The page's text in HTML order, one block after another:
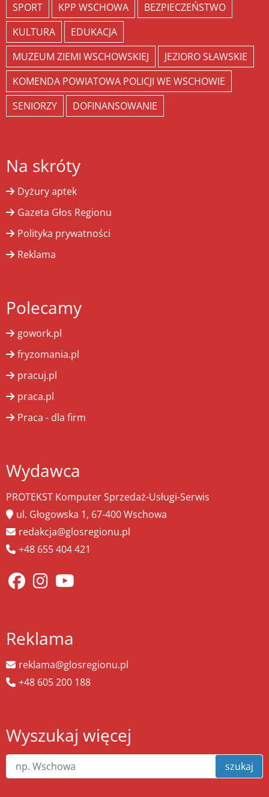
SPORT
KPP WSCHOWA
BEZPIECZEŃSTWO
KULTURA
EDUKACJA
MUZEUM ZIEMI WSCHOWSKIEJ
JEZIORO SŁAWSKIE
KOMENDA POWIATOWA POLICJI WE WSCHOWIE
SENIORZY
DOFINANSOWANIE
Na skróty
Dyżury aptek
Gazeta Głos Regionu
Polityka prywatności
Reklama
Polecamy
gowork.pl
fryzomania.pl
pracuj.pl
praca.pl
Praca - dla firm
Wydawca
PROTEKST Komputer Sprzedaż-Usługi-Serwis
ul. Głogowska 1, 67-400 Wschowa
redakcja@glosregionu.pl
+48 655 404 421
Reklama
reklama@glosregionu.pl
+48 605 200 188
Wyszukaj więcej
szukaj